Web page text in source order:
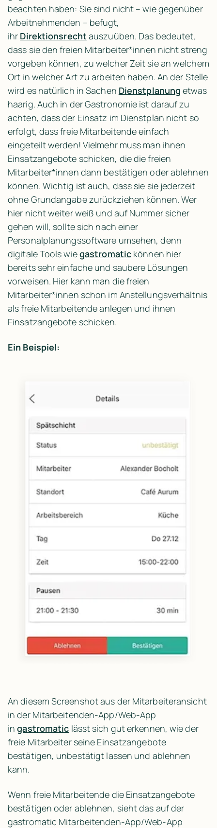
beachten haben: Sie sind nicht – wie gegenüber
Arbeitnehmenden – befugt,
ihr Direktionsrecht auszuüben. Das bedeutet,
dass sie den freien Mitarbeiter*innen nicht streng
vorgeben können, zu welcher Zeit sie an welchem
Ort in welcher Art zu arbeiten haben. An der Stelle
wird es natürlich in Sachen Dienstplanung etwas
haarig. Auch in der Gastronomie ist darauf zu
achten, dass der Einsatz im Dienstplan nicht so
erfolgt, dass freie Mitarbeitende einfach
eingeteilt werden! Vielmehr muss man ihnen
Einsatzangebote schicken, die die freien
Mitarbeiter*innen dann bestätigen oder ablehnen
können. Wichtig ist auch, dass sie sie jederzeit
ohne Grundangabe zurückziehen können. Wer
hier nicht weiter weiß und auf Nummer sicher
gehen will, sollte sich nach einer
Personalplanungssoftware umsehen, denn
digitale Tools wie gastromatic können hier
bereits sehr einfache und saubere Lösungen
vorweisen. Hier kann man die freien
Mitarbeiter*innen schon im Anstellungsverhältnis
als freie Mitarbeitende anlegen und ihnen
Einsatzangebote schicken.
Ein Beispiel:
An diesem Screenshot aus der Mitarbeiteransicht
in der Mitarbeitenden-App/Web-App
in gastromatic lässt sich gut erkennen, wie der
freie Mitarbeiter seine Einsatzangebote
bestätigen, unbestätigt lassen und ablehnen
kann.
Wenn freie Mitarbeitende die Einsatzangebote
bestätigen oder ablehnen, sieht das auf der
gastromatic Mitarbeitenden-App/Web-App